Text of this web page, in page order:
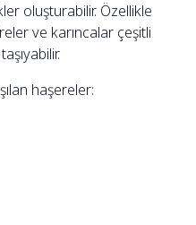
oluşturabilir. Özellikle
ve karıncalar çeşitli
haşereler: